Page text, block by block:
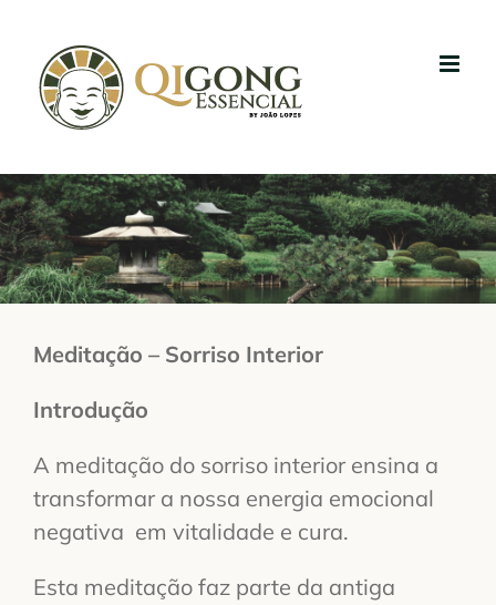
content
Meditação – Sorriso Interior
Introdução
A meditação do sorriso interior ensina a
transformar a nossa energia emocional
negativa em vitalidade e cura.
Esta meditação faz parte da antiga